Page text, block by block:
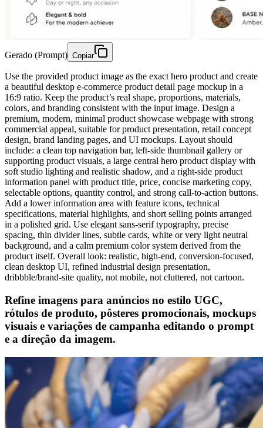
Gerado (Prompt) Copiar
Use the provided product image as the exact hero product and create
a beautiful desktop e-commerce product detail page mockup in a
16:9 ratio. Keep the product’s real shape, proportions, materials,
colors, and branding consistent with the input image. Design a
premium, modern, minimal product showcase webpage with strong
commercial appeal, suitable for product presentation, retail concept
design, brand landing pages, and UI mockups. Layout should
include: a clean top navigation bar, left-side thumbnail gallery or
supporting product visuals, a large central hero product display with
soft studio lighting and realistic shadow, and a right-side product
information panel with product title, price, concise marketing copy,
selectable options, quantity control, and strong call-to-action buttons.
Add a lower information area with feature icons, technical
specifications, material highlights, and short selling points arranged
in a polished grid. Use elegant sans-serif typography, precise
spacing, thin divider lines, subtle cards, white or very light neutral
background, and a calm premium color system derived from the
product itself. Overall look: realistic, high-end, conversion-focused,
clean desktop UI, refined industrial design presentation,
dribbble/brand-site quality, not mobile, not cluttered, not cartoon.
Refine imagens para anúncios no estilo UGC,
rótulos de produto, pôsteres promocionais, mockups
visuais e variações de campanha editando o prompt
e a direção da imagem.